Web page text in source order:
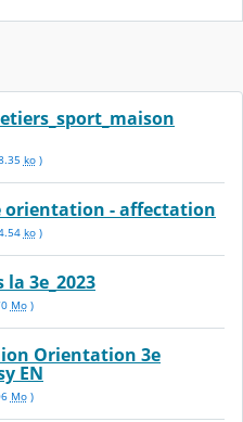
ko)
orientation - affectation
ko)
la 3e_2023
Mo)
Orientation 3e
EN
Mo)